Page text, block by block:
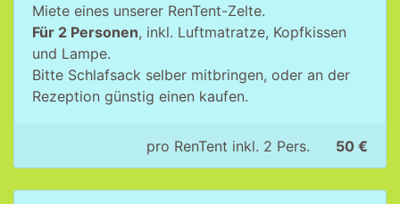
Miete eines unserer RenTent-Zelte.
Für 2 Personen, inkl. Luftmatratze, Kopfkissen
und Lampe.
Bitte Schlafsack selber mitbringen, oder an der
Rezeption günstig einen kaufen.
pro RenTent inkl. 2 Pers. 50 €